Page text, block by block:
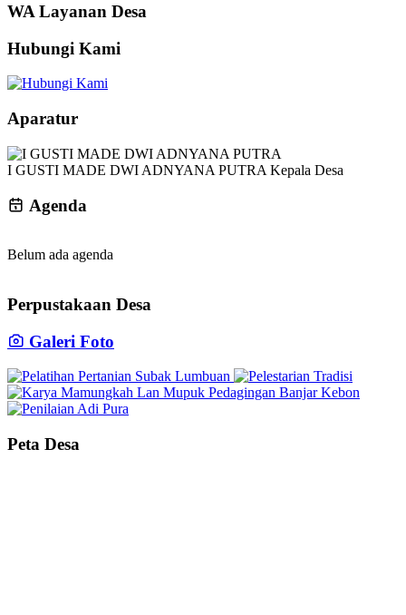
WA Layanan Desa
Hubungi Kami
Aparatur
I GUSTI MADE DWI ADNYANA PUTRA Kepala Desa
Agenda
Belum ada agenda
Perpustakaan Desa
Galeri Foto
Peta Desa